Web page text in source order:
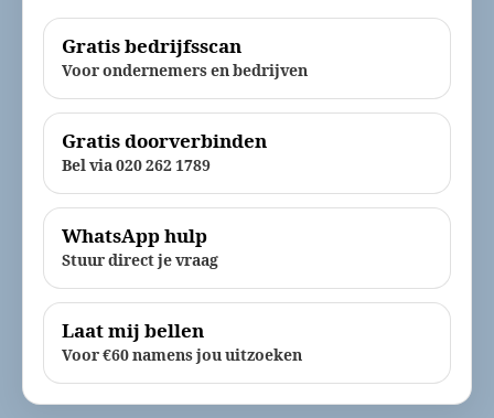
Gratis bedrijfsscan
Voor ondernemers en bedrijven
Gratis doorverbinden
Bel via 020 262 1789
WhatsApp hulp
Stuur direct je vraag
Laat mij bellen
Voor €60 namens jou uitzoeken